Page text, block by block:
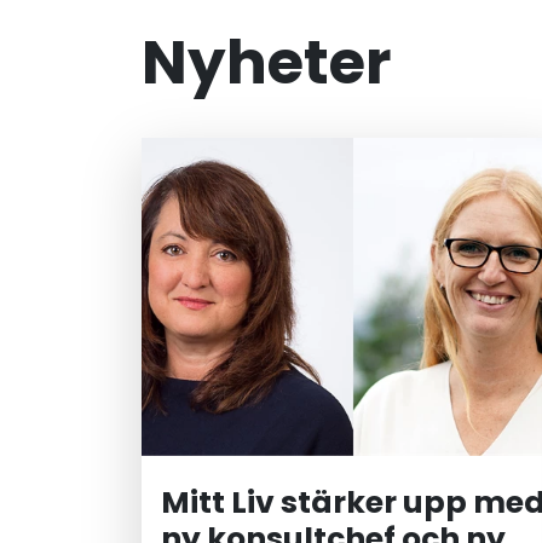
Nyheter
Mitt Liv stärker upp med